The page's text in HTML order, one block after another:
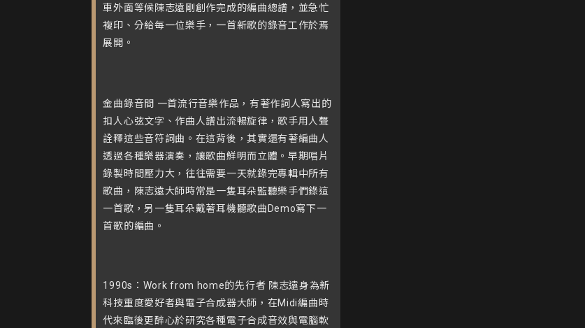
車外面等候陳志遠剛創作完成的編曲總譜，並急忙
複印、分給每一位樂手，一首新歌的錄音工作於焉
展開。
金曲錄音間 一首流行音樂作品，有著作詞人寫出的
扣人心弦文字、作曲人譜出流暢旋律，歌手用人聲
詮釋這些音符詞曲。在這背後，其實還有著編曲人
透過各種樂器演奏，讓歌曲鮮明而立體。早期唱片
錄製時間壓力大，往往需要一天就錄完專輯中所有
歌曲，陳志遠大師時常是一隻耳朵監聽樂手們錄這
一首歌，另一隻耳朵戴著耳機聽歌曲Demo寫下一
首歌的編曲。
1990s：Work from home的先行者 陳志遠身為新
科技重度愛好者與電子合成器大師，在Midi編曲時
代來臨後更醉心於研究各種電子合成音效與電腦軟